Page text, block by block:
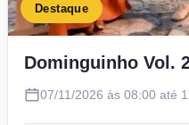
Destaque
Dominguinho Vol.
07/11/2026 às 08:00 até